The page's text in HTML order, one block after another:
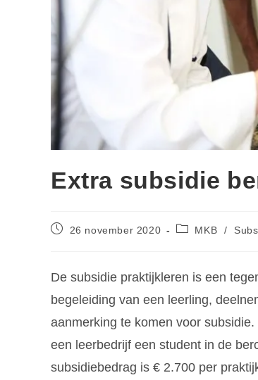
Extra subsidie
26 november 2020 MKB /
De subsidie praktijkleren is een
begeleiding van een leerling,
aanmerking te komen voor
een leerbedrijf een student in de
subsidiebedrag is € 2.700 per